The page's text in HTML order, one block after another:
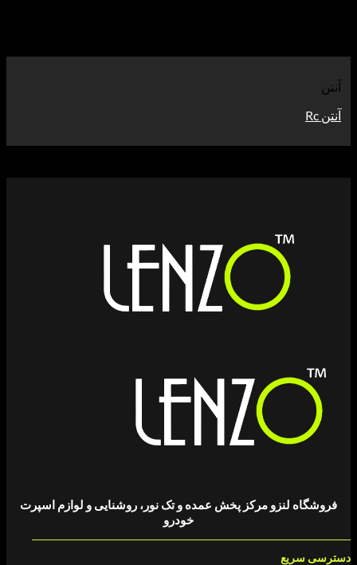
لنزو مرکز پخش عمده و تک نور، روشنایی و لوازم اسپرت